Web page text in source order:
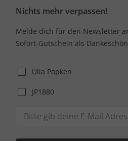
Nichts mehr verpassen!
Melde dich für den Newsletter
Sofort-Gutschein als Dankeschön
Ulla Popken
JP1880